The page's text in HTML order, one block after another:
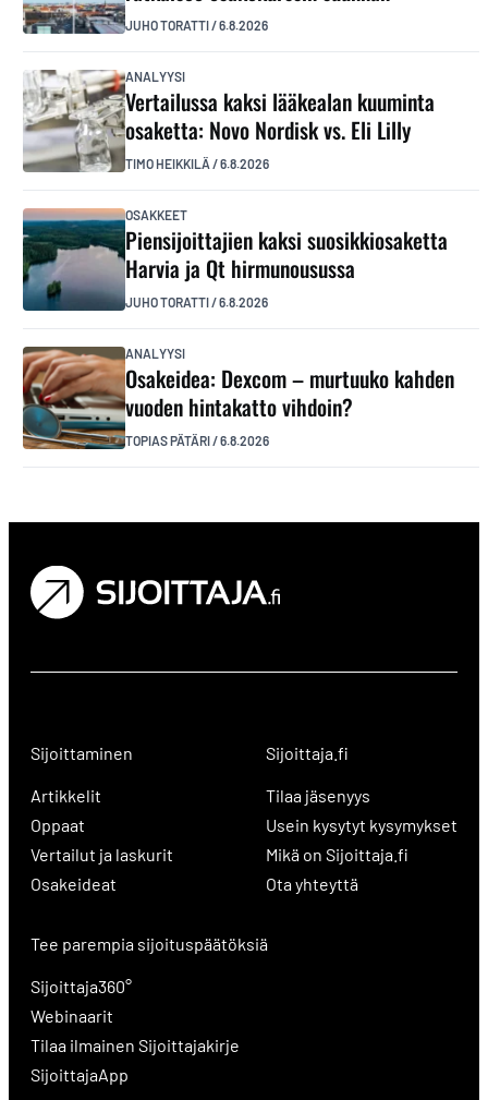
JUHO TORATTI/6.8.2026
ANALYYSI
Vertailussa kaksi lääkealan kuuminta
osaketta: Novo Nordisk vs. Eli Lilly
TIMO HEIKKILÄ /6.8.2026
OSAKKEET
Piensijoittajien kaksi suosikkiosaketta
Harvia ja Qt hirmunousussa
JUHO TORATTI/6.8.2026
ANALYYSI
Osakeidea: Dexcom – murtuuko kahden
vuoden hintakatto vihdoin?
TOPIAS PÄTÄRI/6.8.2026
Sijoittaminen
Artikkelit
Oppaat
Vertailut ja laskurit
Osakeideat
Sijoittaja.fi
Tilaa jäsenyys
Usein kysytyt kysymykset
Mikä on Sijoittaja.fi
Ota yhteyttä
Tee parempia sijoituspäätöksiä
Sijoittaja360°
Webinaarit
Tilaa ilmainen Sijoittajakirje
SijoittajaApp